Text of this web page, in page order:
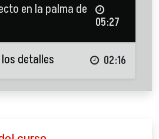
en la palma de
05:27
los detalles 02:16